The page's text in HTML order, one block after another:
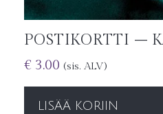
POSTIKORTTI –
€ 3.00 (sis. ALV)
LISÄÄ KORIIN